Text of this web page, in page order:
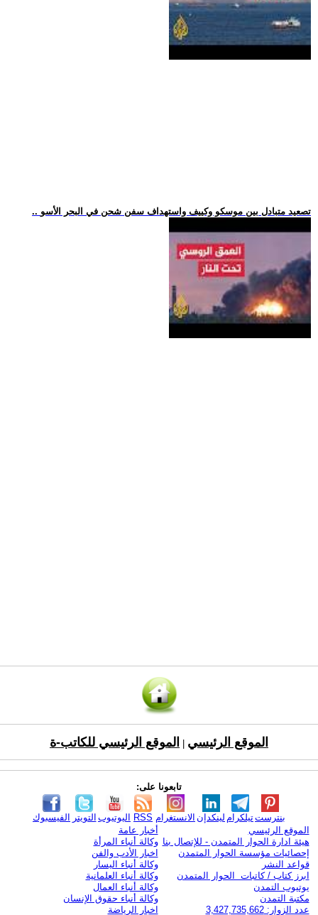
.. تصعيد متبادل بين موسكو وكييف واستهداف سفن شحن في البحر الأسو
الموقع الرئيسي الموقع الرئيسي للكاتب-ة
تابعونا على:
الفيسبوك التويتر اليوتيوب RSS الانستغرام لينكدإن تيلكرامبنترست
الموقع الرئيسي
هيئة ادارة الحوار المتمدن - للإتصال بنا
إحصائيات مؤسسة الحوار المتمدن
قواعد النشر
ابرز كتاب / كاتبات الحوار المتمدن
يوتيوب التمدن
مكتبة التمدن
عدد الزوار: 3,427,735,662
أخبار عامة
وكالة أنباء المرأة
اخبار الأدب والفن
وكالة أنباء اليسار
وكالة أنباء العلمانية
وكالة أنباء العمال
وكالة أنباء حقوق الإنسان
اخبار الرياضة